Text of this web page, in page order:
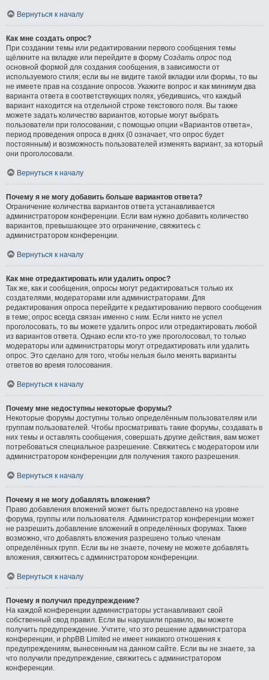
Вернуться к началу
Как мне создать опрос?
При создании темы или редактировании первого сообщения темы
щёлкните на вкладке или перейдите в форму Создать опрос под
основной формой для создания сообщения, в зависимости от
используемого стиля; если вы не видите такой вкладки или формы, то вы
не имеете прав на создание опросов. Укажите вопрос и как минимум два
варианта ответа в соответствующих полях, убедившись, что каждый
вариант находится на отдельной строке текстового поля. Вы также
можете задать количество вариантов, которые могут выбрать
пользователи при голосовании, с помощью опции «Вариантов ответа»,
период проведения опроса в днях (0 означает, что опрос будет
постоянным) и возможность пользователей изменять вариант, за который
они проголосовали.
Вернуться к началу
Почему я не могу добавить больше вариантов ответа?
Ограничение количества вариантов ответа устанавливается
администратором конференции. Если вам нужно добавить количество
вариантов, превышающее это ограничение, свяжитесь с
администратором конференции.
Вернуться к началу
Как мне отредактировать или удалить опрос?
Так же, как и сообщения, опросы могут редактироваться только их
создателями, модераторами или администраторами. Для
редактирования опроса перейдите к редактированию первого сообщения
в теме; опрос всегда связан именно с ним. Если никто не успел
проголосовать, то вы можете удалить опрос или отредактировать любой
из вариантов ответа. Однако если кто-то уже проголосовал, то только
модераторы или администраторы могут отредактировать или удалить
опрос. Это сделано для того, чтобы нельзя было менять варианты
ответов во время голосования.
Вернуться к началу
Почему мне недоступны некоторые форумы?
Некоторые форумы доступны только определённым пользователям или
группам пользователей. Чтобы просматривать такие форумы, создавать в
них темы и оставлять сообщения, совершать другие действия, вам может
потребоваться специальное разрешение. Свяжитесь с модератором или
администратором конференции для получения такого разрешения.
Вернуться к началу
Почему я не могу добавлять вложения?
Право добавления вложений может быть предоставлено на уровне
форума, группы или пользователя. Администратор конференции может
не разрешить добавление вложений в определённых форумах. Также
возможно, что добавлять вложения разрешено только членам
определённых групп. Если вы не знаете, почему не можете добавлять
вложения, свяжитесь с администратором конференции.
Вернуться к началу
Почему я получил предупреждение?
На каждой конференции администраторы устанавливают свой
собственный свод правил. Если вы нарушили правило, вы можете
получить предупреждение. Учтите, что это решение администратора
конференции, и phpBB Limited не имеет никакого отношения к
предупреждениям, вынесенным на данном сайте. Если вы не знаете, за
что получили предупреждение, свяжитесь с администратором
конференции.